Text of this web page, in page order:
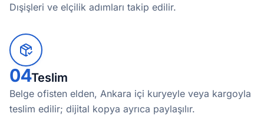
Dışişleri ve elçilik adımları takip edilir.
04Teslim
Belge ofisten elden, Ankara içi kuryeyle veya kargoyla
teslim edilir; dijital kopya ayrıca paylaşılır.